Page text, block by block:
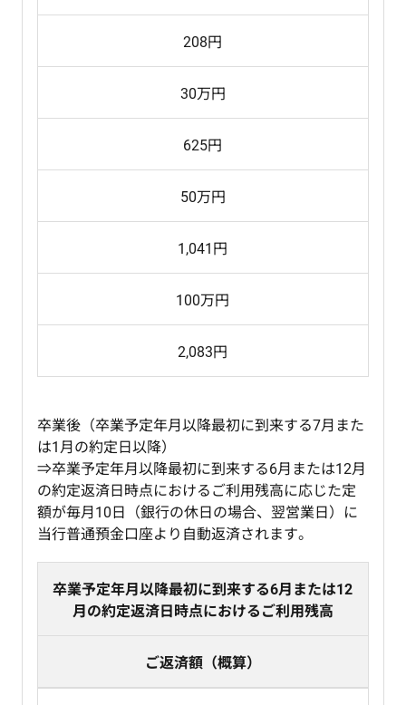
208円
30万円
625円
50万円
1,041円
100万円
2,083円
卒業後（卒業予定年月以降最初に到来する7月また
は1月の約定日以降）
⇒卒業予定年月以降最初に到来する6月または12月
の約定返済日時点におけるご利用残高に応じた定
額が毎月10日（銀行の休日の場合、翌営業日）に
当行普通預金口座より自動返済されます。
卒業予定年月以降最初に到来する6月または12
月の約定返済日時点におけるご利用残高
ご返済額（概算）